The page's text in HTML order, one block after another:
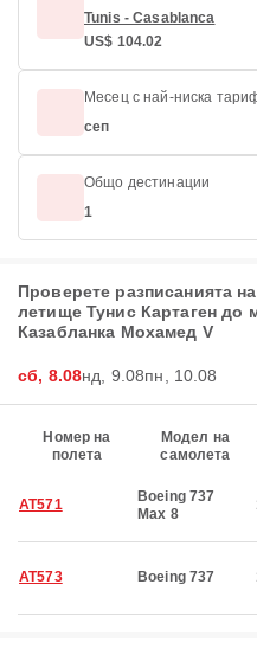
Tunis - Casablanca
US$ 104.02
Месец с най-ниска
сеп
Общо дестинации
1
Проверете разписанията
летище Тунис Картаген до
Казабланка Мохамед V
сб, 8.08нд, 9.08пн, 10.08
Номер на
полета
Модел на
самолета
AT571
Boeing 737
Max 8
AT573 Boeing 737